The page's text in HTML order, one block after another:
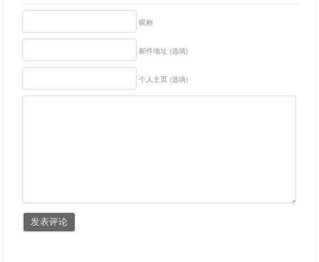
昵称
邮件地址 (选填)
个人主页 (选填)